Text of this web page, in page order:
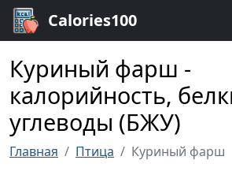
Calories100
Куриный фарш -
калорийность,
углеводы (БЖУ)
Главная Птица Куриный фарш